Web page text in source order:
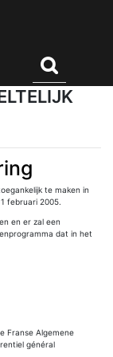
te maken in
februari 2005.
en er zal een
dat in het
Franse Algemene
général